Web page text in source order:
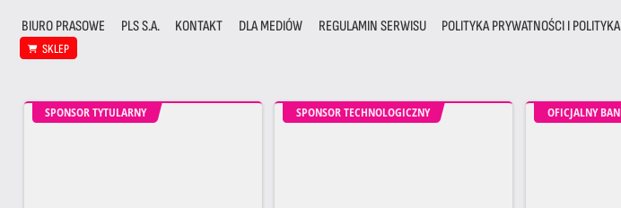
BIURO PRASOWE PLS S.A. KONTAKT DLA MEDIÓW REGULAMIN SERWISU POLITYKA PRYWATNOŚCI I
SKLEP
SPONSOR TYTULARNY SPONSOR TECHNOLOGICZNY OFICJALNY